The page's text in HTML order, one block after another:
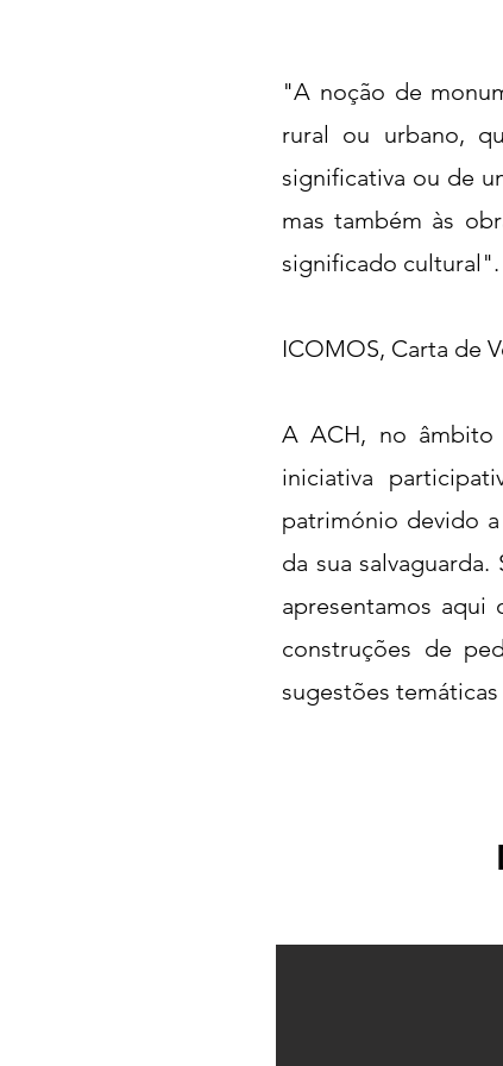
"A noção de
rural ou urbano,
significativa ou de
mas também às
significado cultural".
ICOMOS, Carta de
A ACH, no âmbito
iniciativa
património devido
da sua
apresentamos aqui
construções de
sugestões